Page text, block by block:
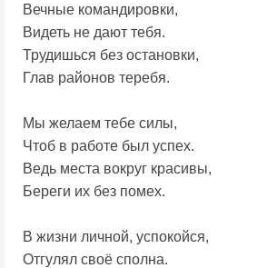
Вечные командировки,
Видеть не дают тебя.
Трудишься без остановки,
Глав районов теребя.
Мы желаем тебе силы,
Чтоб в работе был успех.
Ведь места вокруг красивы,
Береги их без помех.
В жизни личной, успокойся,
Отгулял своё сполна.